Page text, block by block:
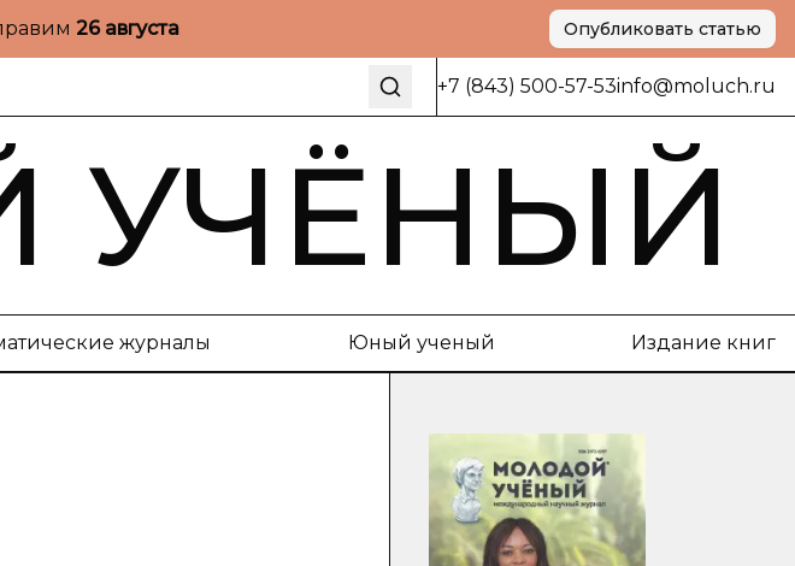
26 августа Опубликовать статью
+7 (843) 500-57-53info@moluch.ru
УЧЁНЫЙ
журналы Юный ученый Издание книг